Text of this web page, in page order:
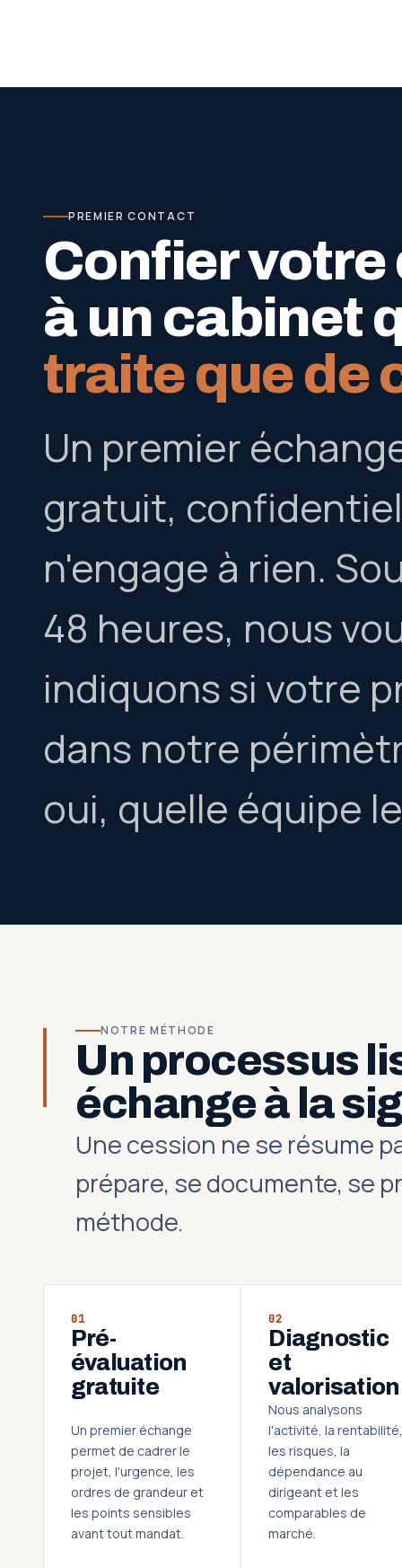
PREMIER CONTACT
Confier votre
à un cabinet
traite que de
Un premier
gratuit,
n'engage à rien.
48 heures, nous
indiquons si votre
dans notre
oui, quelle équipe
NOTRE MÉTHODE
Un processus
échange à la
Une cession ne se résume
prépare, se documente, se
méthode.
01
Pré-
évaluation
gratuite
Un premier échange
permet de cadrer le
projet, l'urgence, les
ordres de grandeur et
les points sensibles
avant tout mandat.
02
Diagnostic
et
valorisation
Nous analysons
l'activité, la
les risques, la
dépendance au
dirigeant et les
comparables de
marché.